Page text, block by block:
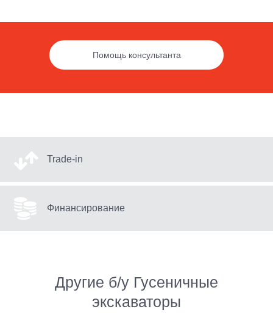
Помощь консультанта
Trade-in
Финансирование
Другие б/у Гусеничные
экскаваторы